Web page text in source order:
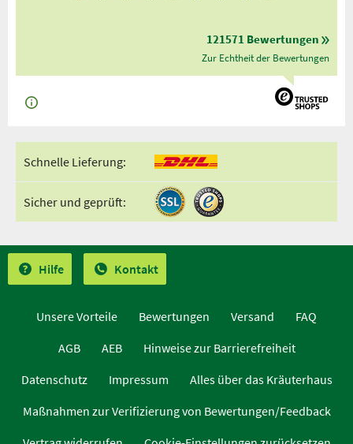
121571 Bewertungen
Zur Echtheit der Bewertungen
Schnelle Lieferung:
Sicher und geprüft:
Hilfe Kontakt
Unsere Vorteile Bewertungen Versand
FAQ
AGB
AEB
Hinweise zur Barrierefreiheit
Datenschutz
Impressum
Alles über das Kräuterhaus
Maßnahmen zur Verifizierung von Bewertungen/Feedback